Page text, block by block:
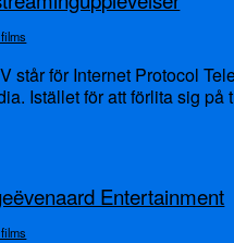
står för Internet Protocol
Istället för att förlita sig på
Entertainment